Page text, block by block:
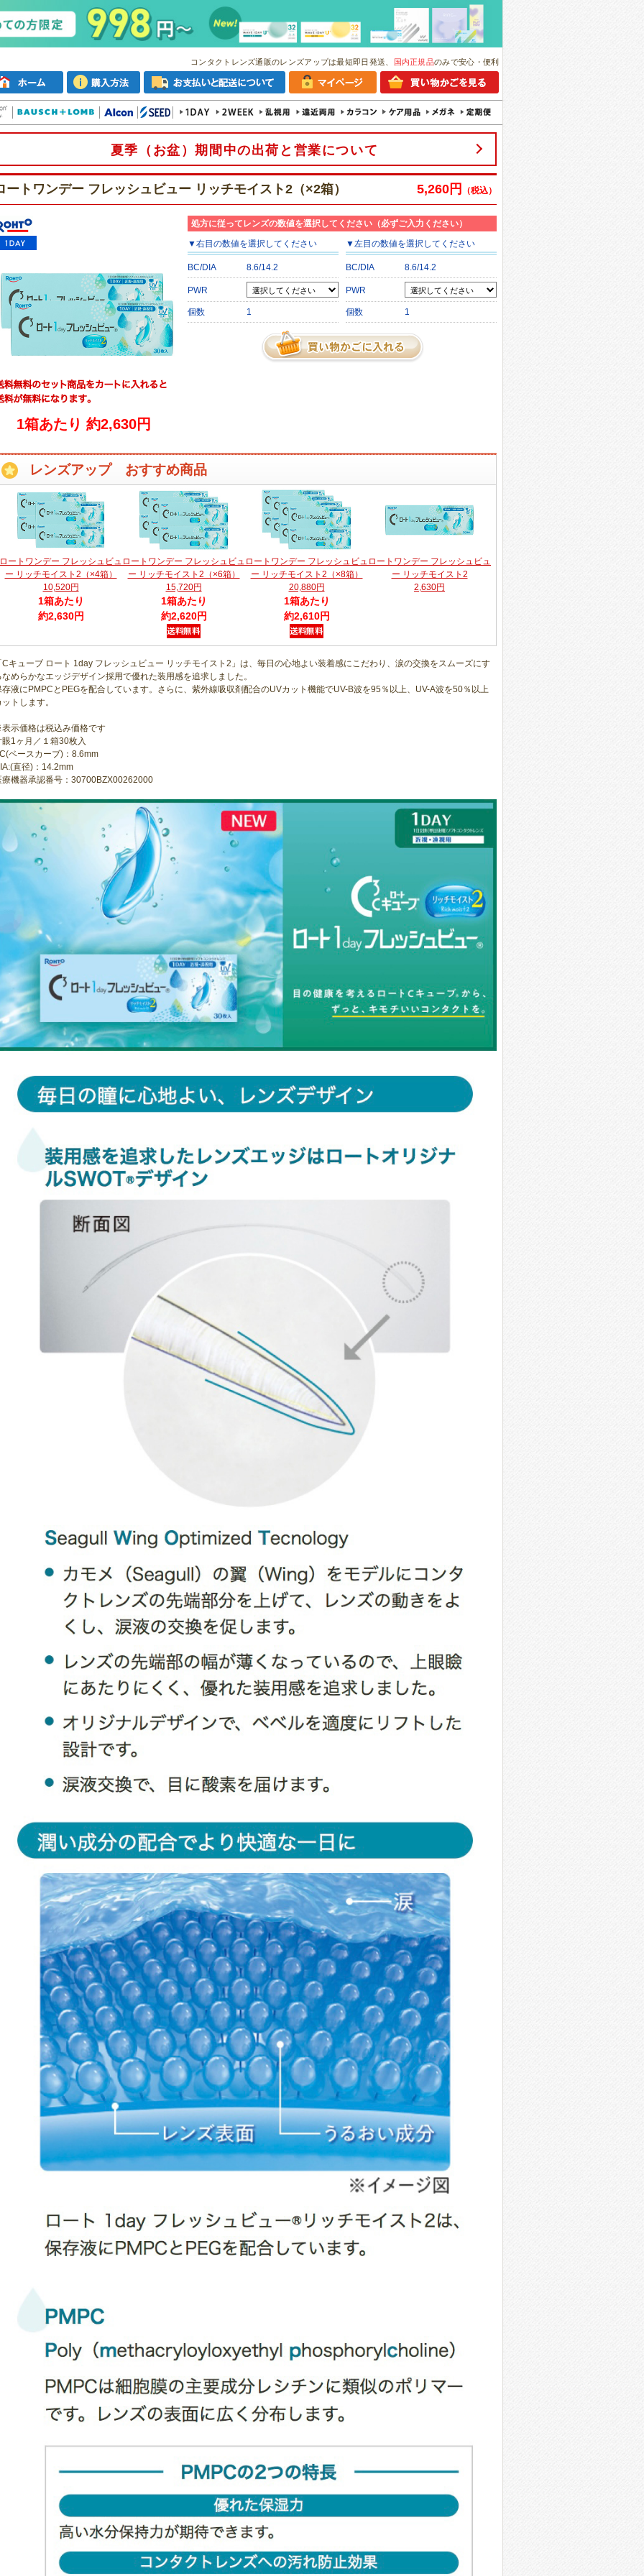
コンタクトレンズ通販のレンズアップは最短即日発送、 国内正規品のみで安心・便利
夏季（お盆）期間中の出荷と営業について
ートワンデー フレッシュビュー リッチモイスト2（×2箱） 5,260円 （税込）
1箱あたり 約2,630円
処方に従ってレンズの数値を選択してください（必ずご入力ください）
▼右目の数値を選択してください
BC/DIA 8.6/14.2
PWR
個数 1
▼左目の数値を選択してください
BC/DIA 8.6/14.2
PWR
個数 1
レンズアップ おすすめ商品
ロートワンデー フレッシュビュ
ー リッチモイスト2（×4箱）
10,520円
1箱あたり
約2,630円
ロートワンデー フレッシュビュ
ー リッチモイスト2（×6箱）
15,720円
1箱あたり
約2,620円
ロートワンデー フレッシュビュ
ー リッチモイスト2（×8箱）
20,880円
1箱あたり
約2,610円
ロートワンデー フレッシュビュ
ー リッチモイスト2
2,630円
Cキューブ ロート 1day フレッシュビュー リッチモイスト2」は、毎日の心地よい装着感にこだわり、涙の交換をスムーズにす
なめらかなエッジデザイン採用で優れた装用感を追求しました。
存液にPMPCとPEGを配合しています。さらに、紫外線吸収剤配合のUVカット機能でUV-B波を95％以上、UV-A波を50％以上
トします。
示価格は税込み価格です
眼1ヶ月／１箱30枚入
ベースカーブ)：8.6mm
直径)：14.2mm
療機器承認番号：30700BZX00262000